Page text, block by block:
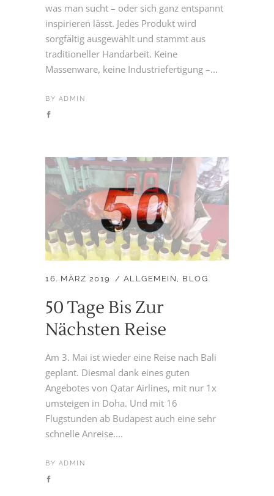
was man sucht – oder sich ganz entspannt
inspirieren lässt. Jedes Produkt wird
sorgfältig ausgewählt und stammt aus
traditioneller Handarbeit. Keine
Massenware, keine Industriefertigung –...
BY ADMIN
16. MÄRZ 2019 ALLGEMEIN , BLOG
50 Tage Bis Zur
Nächsten Reise
Am 3. Mai ist wieder eine Reise nach Bali
geplant. Diesmal dank eines guten
Angebotes von Qatar Airlines, mit nur 1x
umsteigen in Doha. Und mit 16
Flugstunden ab Budapest auch eine sehr
schnelle Anreise....
BY ADMIN